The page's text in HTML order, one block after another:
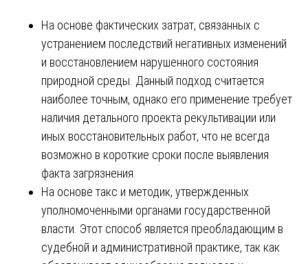
На основе фактических затрат, связанных с
устранением последствий негативных изменений
и восстановлением нарушенного состояния
природной среды. Данный подход считается
наиболее точным, однако его применение требует
наличия детального проекта рекультивации или
иных восстановительных работ, что не всегда
возможно в короткие сроки после выявления
факта загрязнения.
На основе такс и методик, утвержденных
уполномоченными органами государственной
власти. Этот способ является преобладающим в
судебной и административной практике, так как